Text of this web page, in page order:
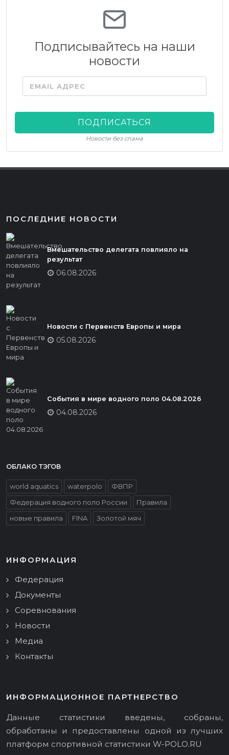
Подписывайтесь на наши
новости
EMAIL АДРЕС
ПОДПИСАТЬСЯ
Новости без спама
ПОСЛЕДНИЕ НОВОСТИ
Вмешательство делегата повлияло на
результат
06.08.2026
Новости с Первенств Европы и мира
05.08.2026
События в мире водного поло 04.08.2026
04.08.2026
ОБЛАКО ТЭГОВ
world aquatics waterpolo
ФВПР
Федерация водного поло России
Правила
новые правила
FINA Золотой мяч
ИНФОРМАЦИЯ
Федерация
Документы
Соревнования
Новости
Медиа
Контакты
ИНФОРМАЦИОННОЕ ПАРТНЕРСТВО
Данные статистики введены, собраны,
обработаны и предоставлены одной из лучших
платформ спортивной статистики W-POLO.RU